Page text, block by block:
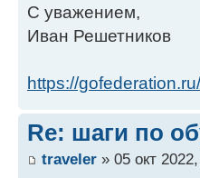
С уважением,
Иван Решетников
https://
Re: шаги по
traveler » 05 окт